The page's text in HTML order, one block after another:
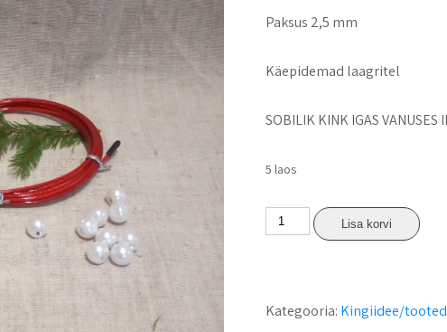
Paksus 2,5 mm
Käepidemad laagritel
SOBILIK KINK IGAS VANUSES
5 laos
Lisa korvi
Kategooria: Kingiidee/tooted